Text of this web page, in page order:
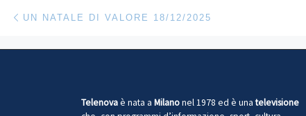
Navigazione articoli
UN NATALE DI VALORE 18/12/2025
Telenovaè nata a Milanonel 1978 ed è unatelevisione